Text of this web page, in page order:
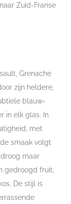
Zuid-Franse
Grenache
zijn heldere,
blauw-
in elk glas. In
met
smaak volgt
maar
gedroogd fruit,
De stijl is